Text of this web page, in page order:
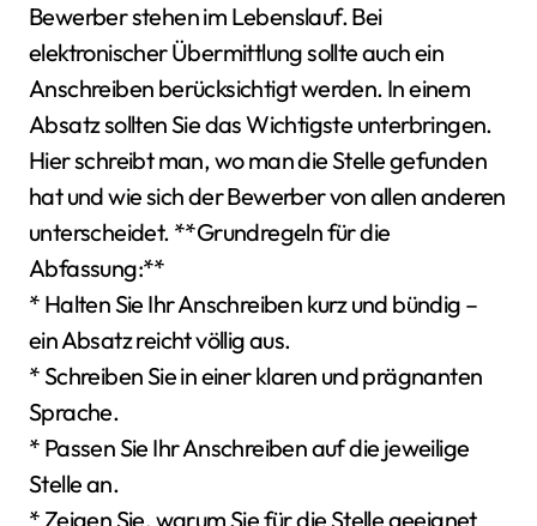
Bewerber stehen im Lebenslauf. Bei
elektronischer Übermittlung sollte auch ein
Anschreiben berücksichtigt werden. In einem
Absatz sollten Sie das Wichtigste unterbringen.
Hier schreibt man, wo man die Stelle gefunden
hat und wie sich der Bewerber von allen anderen
unterscheidet. **Grundregeln für die
Abfassung:**
* Halten Sie Ihr Anschreiben kurz und bündig –
ein Absatz reicht völlig aus.
* Schreiben Sie in einer klaren und prägnanten
Sprache.
* Passen Sie Ihr Anschreiben auf die jeweilige
Stelle an.
* Zeigen Sie, warum Sie für die Stelle geeignet